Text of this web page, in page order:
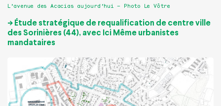
L’avenue des Acacias aujourd’hui – Photo Le Vôtre
-> Étude stratégique de requalification de centre ville
des Sorinières (44), avec Ici Même urbanistes
mandataires